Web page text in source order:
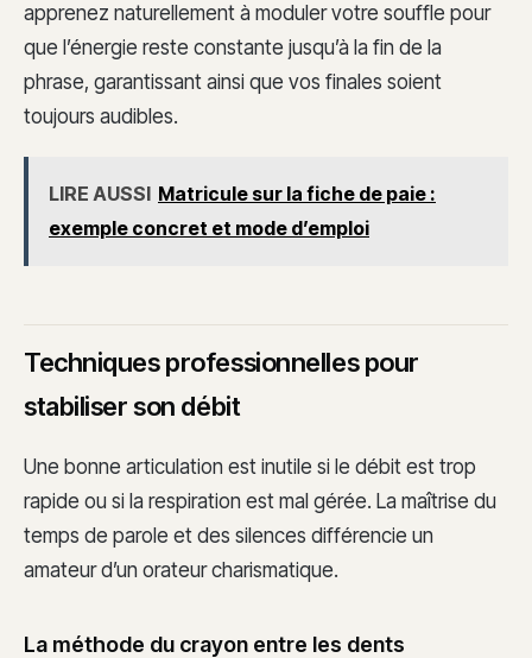
apprenez naturellement à moduler votre souffle pour
que l’énergie reste constante jusqu’à la fin de la
phrase, garantissant ainsi que vos finales soient
toujours audibles.
LIRE AUSSI Matricule sur la fiche de paie :
exemple concret et mode d’emploi
Techniques professionnelles pour
stabiliser son débit
Une bonne articulation est inutile si le débit est trop
rapide ou si la respiration est mal gérée. La maîtrise du
temps de parole et des silences différencie un
amateur d’un orateur charismatique.
La méthode du crayon entre les dents